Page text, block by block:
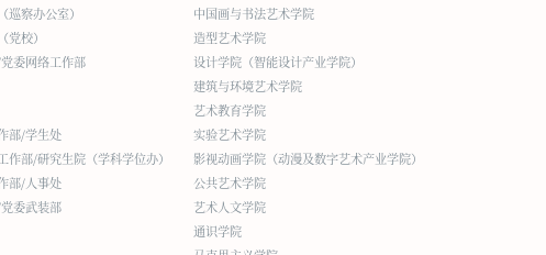
巡察办公室）
党校）
委网络工作部
部/学生处
作部/研究生院（学科学位办）
部/人事处
委武装部
中国画与书法艺术学院
造型艺术学院
设计学院（智能设计产业学院）
建筑与环境艺术学院
艺术教育学院
实验艺术学院
影视动画学院（动漫及数字艺术产业学院）
公共艺术学院
艺术人文学院
通识学院